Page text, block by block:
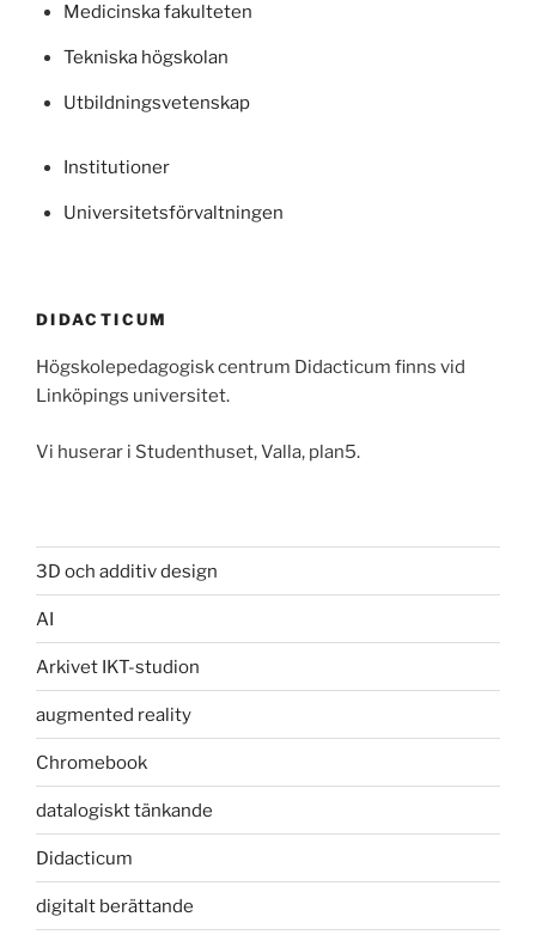
Medicinska fakulteten
Tekniska högskolan
Utbildningsvetenskap
Institutioner
Universitetsförvaltningen
DIDACTICUM
Högskolepedagogisk centrum Didacticum finns vid
Linköpings universitet.
Vi huserar i Studenthuset, Valla, plan5.
3D och additiv design
AI
Arkivet IKT-studion
augmented reality
Chromebook
datalogiskt tänkande
Didacticum
digitalt berättande